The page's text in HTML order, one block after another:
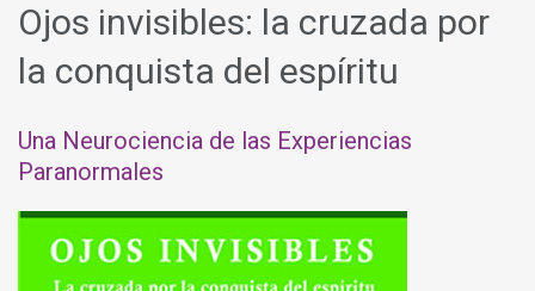
Ojos invisibles: la cruzada por
la conquista del espíritu
Una Neurociencia de las Experiencias
Paranormales